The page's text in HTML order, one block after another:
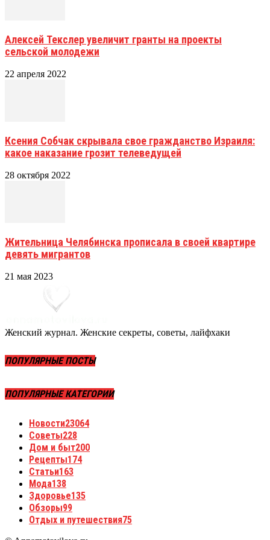
Алексей Текслер увеличит гранты на проекты
сельской молодежи
22 апреля 2022
Ксения Собчак скрывала свое гражданство Израиля:
какое наказание грозит телеведущей
28 октября 2022
Жительница Челябинска прописала в своей квартире
девять мигрантов
21 мая 2023
Женский журнал. Женские секреты, советы, лайфхаки
ПОПУЛЯРНЫЕ ПОСТЫ
ПОПУЛЯРНЫЕ КАТЕГОРИИ
Новости23064
Советы228
Дом и быт200
Рецепты174
Статьи163
Мода138
Здоровье135
Обзоры99
Отдых и путешествия75